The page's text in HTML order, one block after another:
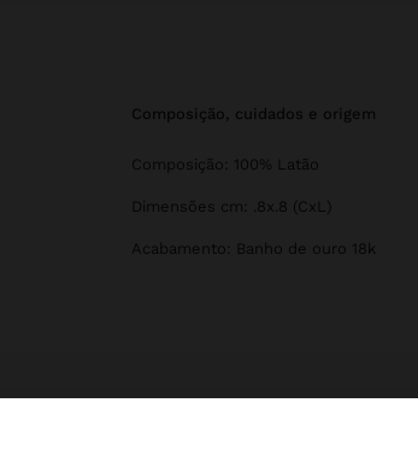
composição, cuidados e origem
Composição: 100% Latão
Dimensões cm: .8x.8 (CxL)
Acabamento: Banho de ouro 18k